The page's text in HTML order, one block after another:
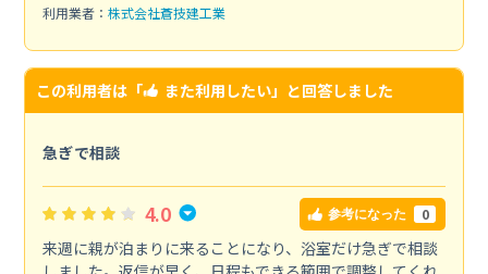
利用業者： 株式会社蒼技建工業
この利用者は「 また利用したい」と回答しました
急ぎで相談
4.0 参考になった 0
来週に親が泊まりに来ることになり、浴室だけ急ぎで相談